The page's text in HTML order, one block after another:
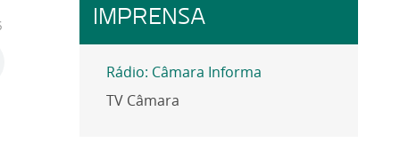
IMPRENSA
Rádio: Câmara Informa
TV Câmara